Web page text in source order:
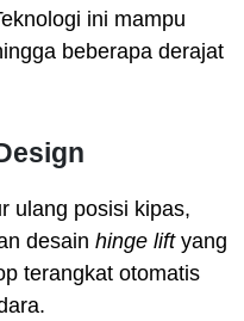
ini mampu
beberapa derajat
ulang posisi kipas,
desain hinge liftyang
terangkat otomatis